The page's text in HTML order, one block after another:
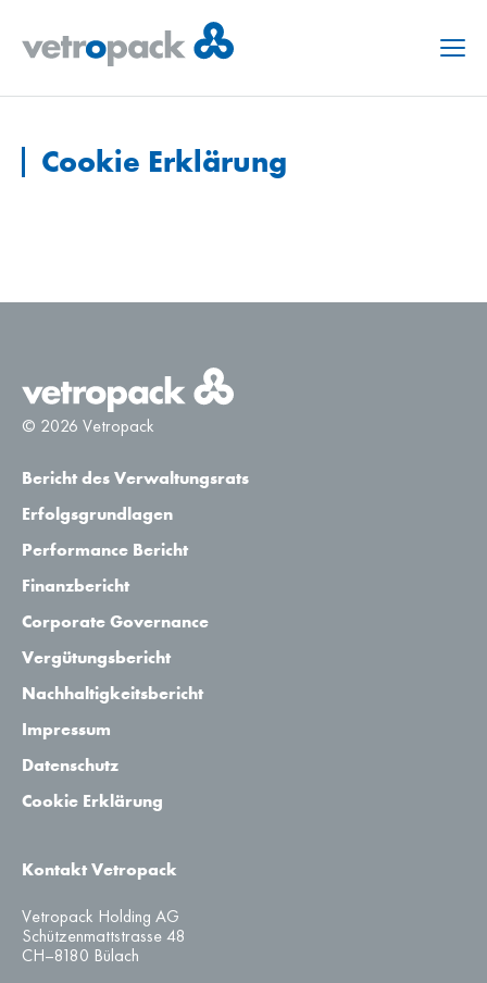
Menu
Cookie Erklärung
© 2026 Vetropack
Bericht des Verwaltungsrats
Erfolgsgrundlagen
Performance Bericht
Finanzbericht
Corporate Governance
Vergütungsbericht
Nachhaltigkeitsbericht
Impressum
Datenschutz
Cookie Erklärung
Kontakt Vetropack
Vetropack Holding AG
Schützenmattstrasse 48
CH–8180 Bülach